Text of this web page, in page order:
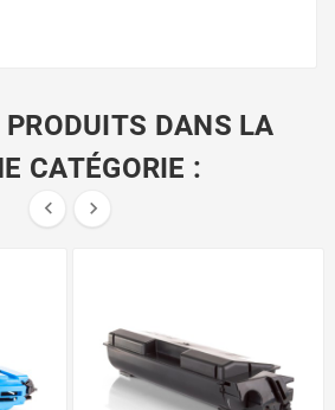
DANS LA
CATÉGORIE :
 